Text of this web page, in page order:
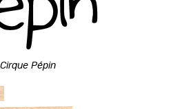
Cirque Pépin